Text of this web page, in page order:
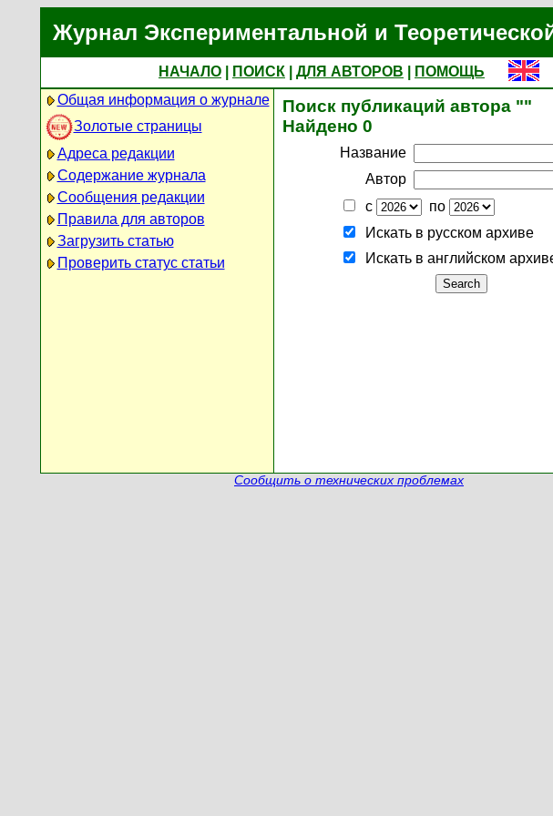
Журнал Экспериментальной и
НАЧАЛО ПОИСК ДЛЯ АВТОРОВ
ПОМОЩЬ
Общая информация о журнале
Золотые страницы
Адреса редакции
Содержание журнала
Сообщения редакции
Правила для авторов
Загрузить статью
Проверить статус статьи
Поиск публикаций автора ""
Найдено 0
Название
Автор
с
по
Искать в русском архиве
Искать в английском
Сообщить о технических проблемах